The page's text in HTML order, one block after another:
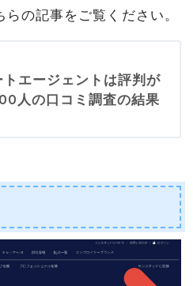
の記事をご覧ください。
トエージェントは評判が
人の口コミ調査の結果